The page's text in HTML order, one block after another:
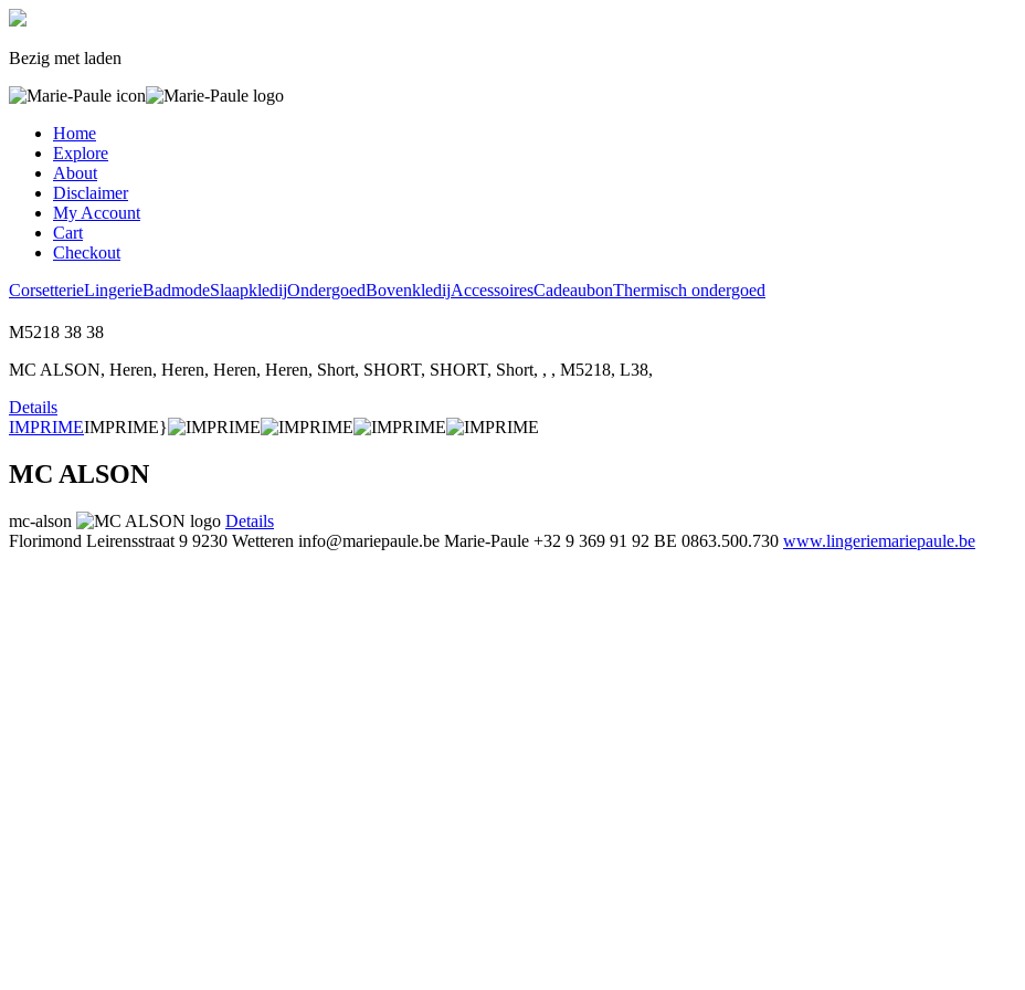
Bezig met laden
Home
Explore
About
Disclaimer
My Account
Cart
Checkout
CorsetterieLingerieBadmodeSlaapkledijOndergoedBovenkledijAccessoiresCadeaubonThermisch ondergoed
M5218 38 38
MC ALSON, Heren, Heren, Heren, Heren, Short, SHORT, SHORT, Short, , , M5218, L38,
Details
IMPRIMEIMPRIME}
MC ALSON
mc-alson
Details
Florimond Leirensstraat 9 9230 Wetteren info@mariepaule.be Marie-Paule +32 9 369 91 92 BE 0863.500.730 www.lingeriemariepaule.be